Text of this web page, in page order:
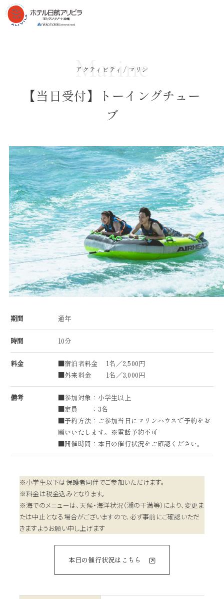
Marine
アクティビティ / マリン
【当日受付】トーイングチュー
ブ
期間 通年
時間 10分
料金
■宿泊者料金 1名／2,500円
■外来料金 1名／3,000円
備考
■参加対象：小学生以上
■定員 ：3名
■予約方法：ご参加当日にマリンハウスで予約をお
願いいたします。※電話予約不可
■開催時間：本日の催行状況をご確認ください。
※小学生以下は保護者同伴でご参加いただけます。
※料金は税金込みとなります。
※海でのメニューは、天候・海洋状況（潮の干満等）により、変更ま
たは中止となる場合がございますので、必ず事前にご確認いただ
きますようお願い申し上げます
本日の催行状況はこちら